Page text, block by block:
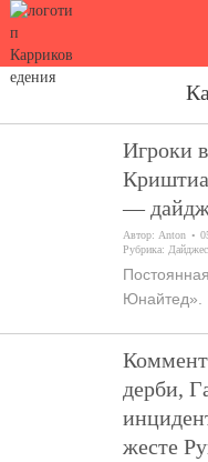
Игроки
—
Автор: Anton
Рубрика:
Юнайтед».
дерби,
жесте